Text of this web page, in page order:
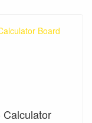
Calculator